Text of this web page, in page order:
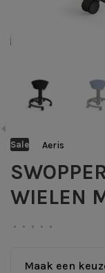
Sale Aeris
WIELEN
• • • • •
Maak een